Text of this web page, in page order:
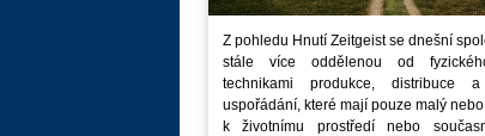
Z pohledu Hnutí Zeitgeist se dnešní
stále více oddělenou od
technikami produkce, distribuce
uspořádání, které mají pouze malý
k životnímu prostředí nebo